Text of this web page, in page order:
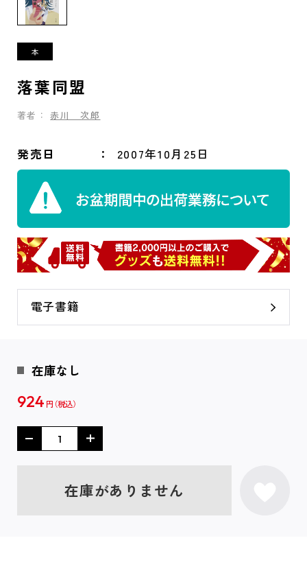
落葉同盟
著者： 赤川 次郎
発売日 2007年10月25日
電子書籍
在庫なし
924 円
在庫がありません